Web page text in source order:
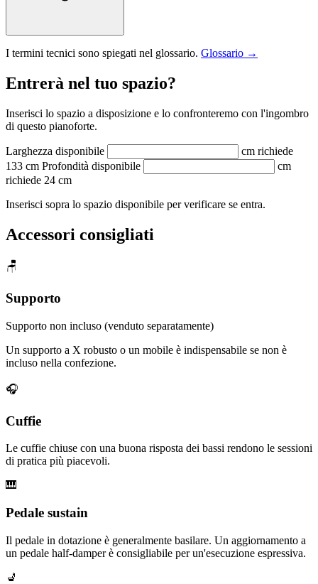
I termini tecnici sono spiegati nel glossario. Glossario →
Entrerà nel tuo spazio?
Inserisci lo spazio a disposizione e lo confronteremo con l'ingombro
di questo pianoforte.
Larghezza disponibile cm richiede
133 cm Profondità disponibile
cm
richiede 24 cm
Inserisci sopra lo spazio disponibile per verificare se entra.
Accessori consigliati
🪑
Supporto
Supporto non incluso (venduto separatamente)
Un supporto a X robusto o un mobile è indispensabile se non è
incluso nella confezione.
🎧
Cuffie
Le cuffie chiuse con una buona risposta dei bassi rendono le sessioni
di pratica più piacevoli.
🎹
Pedale sustain
Il pedale in dotazione è generalmente basilare. Un aggiornamento a
un pedale half-damper è consigliabile per un'esecuzione espressiva.
💺